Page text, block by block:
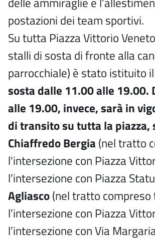
postazioni dei team sportivi.
Su tutta Piazza Vittorio
stalli di sosta di fronte alla
parrocchiale) è stato istituito il
sosta dalle 11.00 alle 19.00.
alle 19.00, invece, sarà in
di transito su tutta la piazza,
Chiaffredo Bergia (nel tratto
l'intersezione con Piazza
l’intersezione con Piazza
Agliasco(nel tratto compreso
l’intersezione con Piazza
l’intersezione con Via